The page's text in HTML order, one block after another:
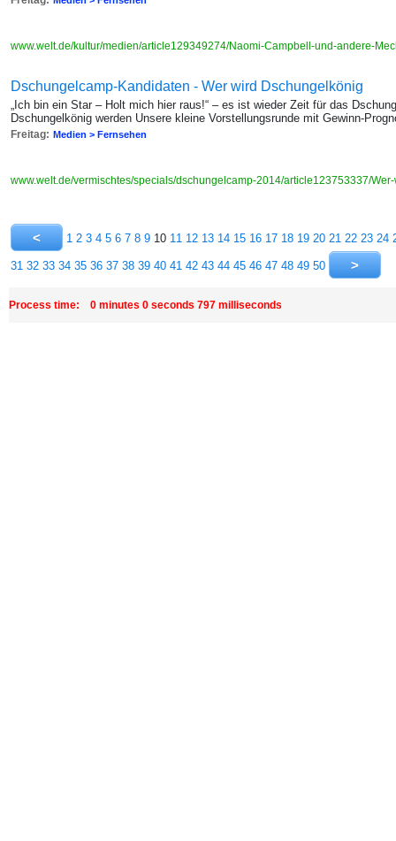
www.welt.de/kultur/medien/article129349274/Naomi-Campbell-und-andere-
Dschungelcamp-Kandidaten - Wer wird Dschungelkönig
„Ich bin ein Star – Holt mich hier raus!“ – es ist wieder Zeit für das
Dschungelkönig werden Unsere kleine Vorstellungsrunde mit Gewinn-
Freitag: Medien > Fernsehen
www.welt.de/vermischtes/specials/dschungelcamp-2014/article123753337/
1 2 3 4 5 6 7 8 9 10 11 12 13 14 15 16 17 18 19 20 21 22 23 24
31 32 33 34 35 36 37 38 39 40 41 42 43 44 45 46 47 48 49 50
Process time: 0 minutes 0 seconds 797 milliseconds